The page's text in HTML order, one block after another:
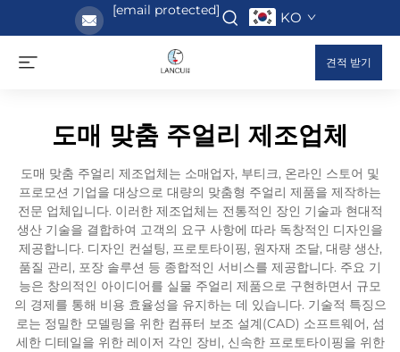
[email protected] KO
견적 받기
도매 맞춤 주얼리 제조업체
도매 맞춤 주얼리 제조업체는 소매업자, 부티크, 온라인 스토어 및
프로모션 기업을 대상으로 대량의 맞춤형 주얼리 제품을 제작하는
전문 업체입니다. 이러한 제조업체는 전통적인 장인 기술과 현대적
생산 기술을 결합하여 고객의 요구 사항에 따라 독창적인 디자인을
제공합니다. 디자인 컨설팅, 프로토타이핑, 원자재 조달, 대량 생산,
품질 관리, 포장 솔루션 등 종합적인 서비스를 제공합니다. 주요 기
능은 창의적인 아이디어를 실물 주얼리 제품으로 구현하면서 규모
의 경제를 통해 비용 효율성을 유지하는 데 있습니다. 기술적 특징으
로는 정밀한 모델링을 위한 컴퓨터 보조 설계(CAD) 소프트웨어, 섬
세한 디테일을 위한 레이저 각인 장비, 신속한 프로토타이핑을 위한